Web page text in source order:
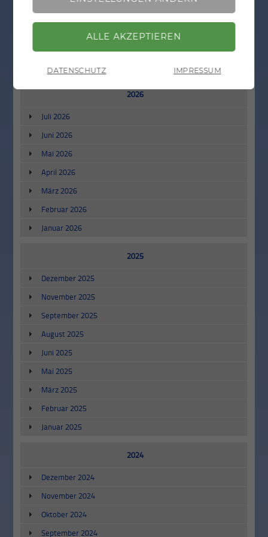
Informationen - Menü
September 2027
2026
Juli 2026
Juni 2026
Mai 2026
April 2026
März 2026
Februar 2026
Januar 2026
2025
Dezember 2025
November 2025
September 2025
August 2025
Juni 2025
Mai 2025
März 2025
Februar 2025
Januar 2025
2024
Dezember 2024
November 2024
Oktober 2024
September 2024
ZURÜCK
DATENSCHUTZ IMPRESSUM